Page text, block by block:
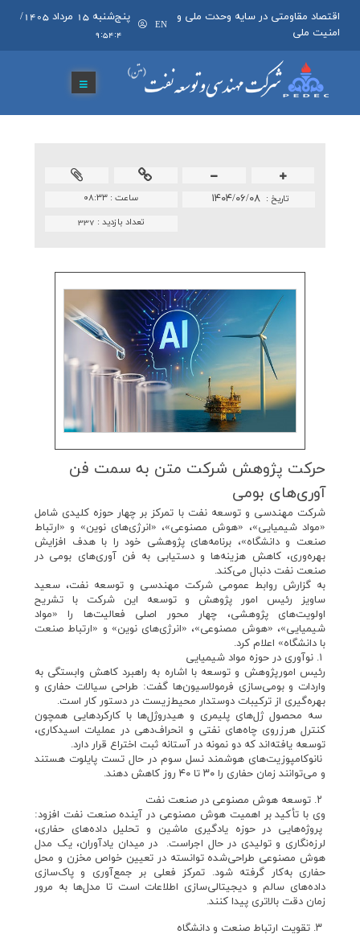
اقتصاد مقاومتی در سایه وحدت ملی و
امنیت ملی
EN
پنج‌شنبه 15 مرداد 1405 /
9:54:5
ساعت : ۰۸:۳۳ تاريخ : ۱۴۰۴/۰۶/۰۸
تعداد بازدید : 337
حركت پژوهش شركت متن به سمت فن
آوری‌های بومی
شرکت مهندسی و توسعه نفت با تمرکز بر چهار حوزه کلیدی شامل
«مواد شیمیایی»، «هوش مصنوعی»، «انرژی‌های نوین» و «ارتباط
صنعت و دانشگاه»، برنامه‌های پژوهشی خود را با هدف افزایش
بهره‌وری، کاهش هزینه‌ها و دستیابی به فن آوری‌های بومی در
صنعت نفت دنبال می‌کند.
به گزارش روابط عمومی شرکت مهندسی و توسعه نفت، سعید
ساویز رئیس امور پژوهش و توسعه این شرکت با تشریح
اولویت‌های پژوهشی، چهار محور اصلی فعالیت‌ها را «مواد
شیمیایی»، «هوش مصنوعی»، «انرژی‌های نوین» و «ارتباط صنعت
با دانشگاه» اعلام کرد.
رئیس امورپژوهش و توسعه با اشاره به راهبرد کاهش وابستگی به
واردات و بومی‌سازی فرمولاسیون‌ها گفت: طراحی سیالات حفاری و
بهره‌گیری از ترکیبات دوستدار محیط‌زیست در دستور کار است.
سه محصول ژل‌های پلیمری و هیدروژل‌ها با کارکردهایی همچون
کنترل هرزروی چاه‌های نفتی و انحراف‌دهی در عملیات اسیدکاری،
توسعه یافته‌اند که دو نمونه در آستانه ثبت اختراع قرار دارد.
نانوکامپوزیت‌های هوشمند نسل سوم در حال تست پایلوت هستند
و می‌توانند زمان حفاری را ۳۰ تا ۴۰ روز کاهش دهند.
وی با تأکید بر اهمیت هوش مصنوعی در آینده صنعت نفت افزود:
پروژه‌هایی در حوزه یادگیری ماشین و تحلیل داده‌های حفاری،
لرزه‌نگاری و تولیدی در حال اجراست. در میدان یادآوران، یک مدل
هوش مصنوعی طراحی‌شده توانسته در تعیین خواص مخزن و محل
حفاری به‌کار گرفته شود. تمرکز فعلی بر جمع‌آوری و پاک‌سازی
داده‌های سالم و دیجیتالی‌سازی اطلاعات است تا مدل‌ها به مرور
زمان دقت بالاتری پیدا کنند.